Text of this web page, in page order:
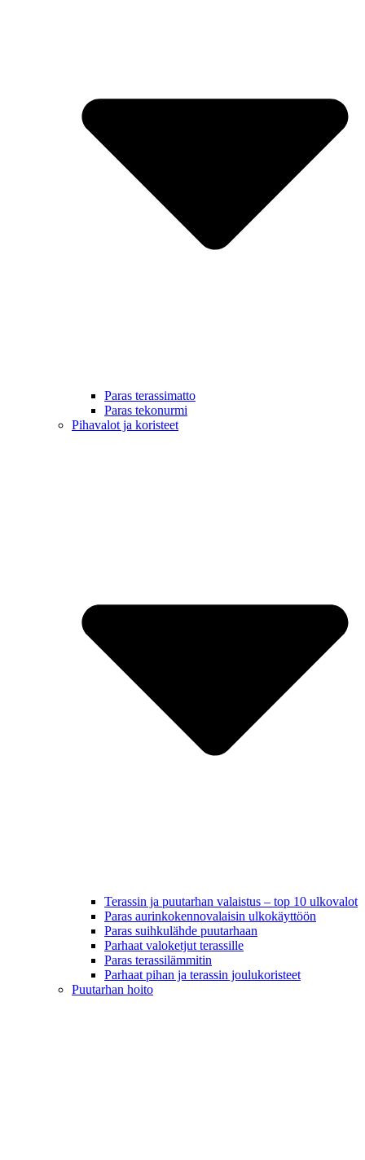
Paras terassimatto
Paras tekonurmi
Pihavalot ja koristeet
Terassin ja puutarhan valaistus – top 10 ulkovalot
Paras aurinkokennovalaisin ulkokäyttöön
Paras suihkulähde puutarhaan
Parhaat valoketjut terassille
Paras terassilämmitin
Parhaat pihan ja terassin joulukoristeet
Puutarhan hoito